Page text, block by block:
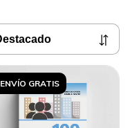
ENVÍO GRATIS